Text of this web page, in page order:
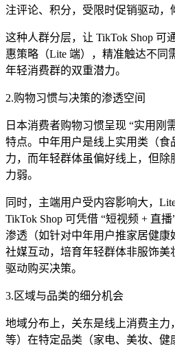
注评论、积分，受限时促销驱动，
这种人群分层，让 TikTok Shop 可
惠策略（Lite 端），精准触达不同
年轻消费群的双重潜力。
2.购物习惯与决策的渗透空间
日本消费者购物习惯呈现 “实用刚
特点。中年用户是线上实用类（食
力，而年轻群体虽偏好线上，但
力弱。
同时，主端用户受内容影响大，
TikTok Shop 可凭借 “短视频 + 直
渗透（如针对中年用户推家居健康
社媒互动，培育年轻群体非服饰
驱动购买决策。
3.区域与品类的细分机会
地域分布上，关东是线上消费主力
等）在特定品类（家电、美妆、